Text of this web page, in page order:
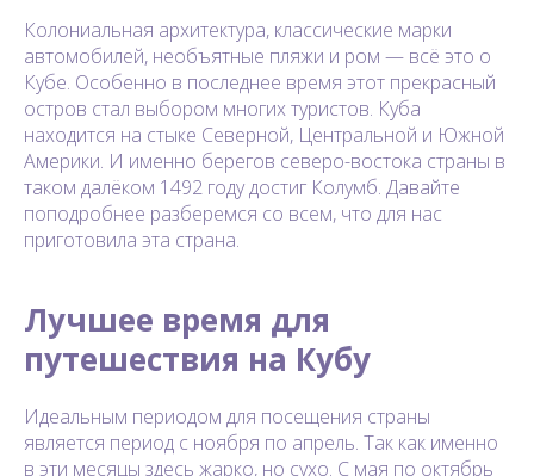
Колониальная архитектура, классические марки
автомобилей, необъятные пляжи и ром — всё это о
Кубе. Особенно в последнее время этот прекрасный
остров стал выбором многих туристов. Куба
находится на стыке Северной, Центральной и Южной
Америки. И именно берегов северо-востока страны в
таком далёком 1492 году достиг Колумб. Давайте
поподробнее разберемся со всем, что для нас
приготовила эта страна.
Лучшее время для
путешествия на Кубу
Идеальным периодом для посещения страны
является период с ноября по апрель. Так как именно
в эти месяцы здесь жарко, но сухо. С мая по октябрь